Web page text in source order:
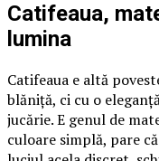
Catifeaua,
lumina
Catifeaua e altă
blăniță, ci cu o
jucărie. E genul de
culoare simplă, pare